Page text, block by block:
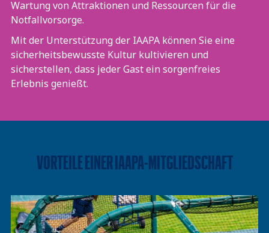
Wartung von Attraktionen und Ressourcen für die
Notfallvorsorge.
Mit der Unterstützung der IAAPA können Sie eine
sicherheitsbewusste Kultur kultivieren und
sicherstellen, dass jeder Gast ein sorgenfreies
Erlebnis genießt.
VORTEILE EINER IAAPA-MITGLIEDSCHAFT